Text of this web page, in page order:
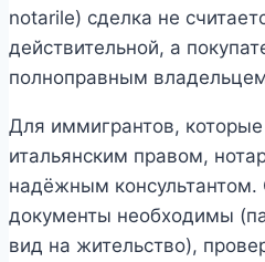
notarile) сделка не
действительной, а
полноправным
Для иммигрантов,
итальянским правом,
надёжным консультантом.
документы необходимы
вид на жительство),